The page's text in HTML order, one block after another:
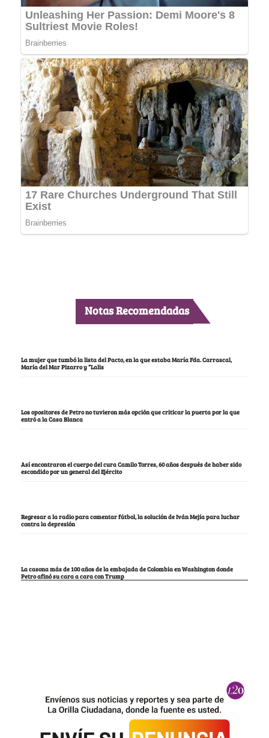
Notas Recomendadas
La mujer que tumbó la lista del Pacto, en la que estaba María Fda. Carrascal,
María del Mar Pizarro y “Lalis
Los opositores de Petro no tuvieron más opción que criticar la puerta por la que
entró a la Casa Blanca
Así encontraron el cuerpo del cura Camilo Torres, 60 años después de haber sido
escondido por un general del Ejército
Regresar a la radio para comentar fútbol, la solución de Iván Mejía para luchar
contra la depresión
La casona más de 100 años de la embajada de Colombia en Washington donde
Petro afinó su cara a cara con Trump